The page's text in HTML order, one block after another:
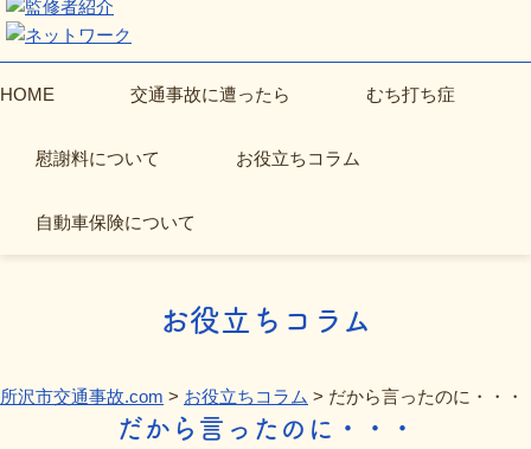
HOME 交通事故に遭ったら むち打ち症
慰謝料について お役立ちコラム
自動車保険について
お役立ちコラム
所沢市交通事故.com > お役立ちコラム > だから言ったのに・・・
だから言ったのに・・・